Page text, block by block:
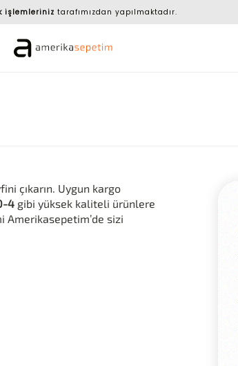
işlemleriniz tarafımızdan yapılmaktadır.
çıkarın. Uygun kargo
4 gibi yüksek kaliteli ürünlere
Amerikasepetim’de sizi